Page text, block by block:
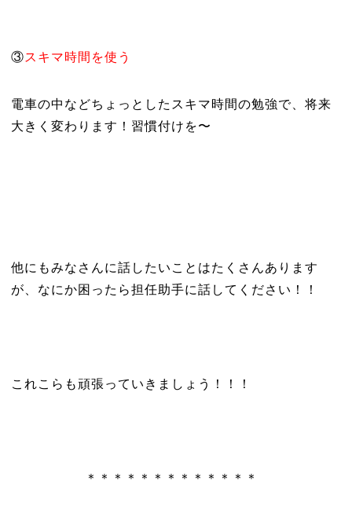
③スキマ時間を使う
電車の中などちょっとしたスキマ時間の勉強で、将来
大きく変わります！習慣付けを〜
他にもみなさんに話したいことはたくさんあります
が、なにか困ったら担任助手に話してください！！
これこらも頑張っていきましょう！！！
＊＊＊＊＊＊＊＊＊＊＊＊＊